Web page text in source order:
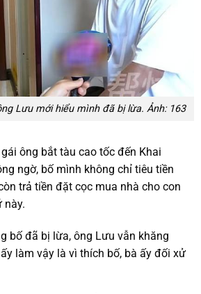
Lưu mới hiểu mình đã bị lừa. Ảnh: 163
ông bắt tàu cao tốc đến Khai
ngờ, bố mình không chỉ tiêu tiền
trả tiền đặt cọc mua nhà cho con
này.
bố đã bị lừa, ông Lưu vẫn khăng
làm vậy là vì thích bố, bà ấy đối xử